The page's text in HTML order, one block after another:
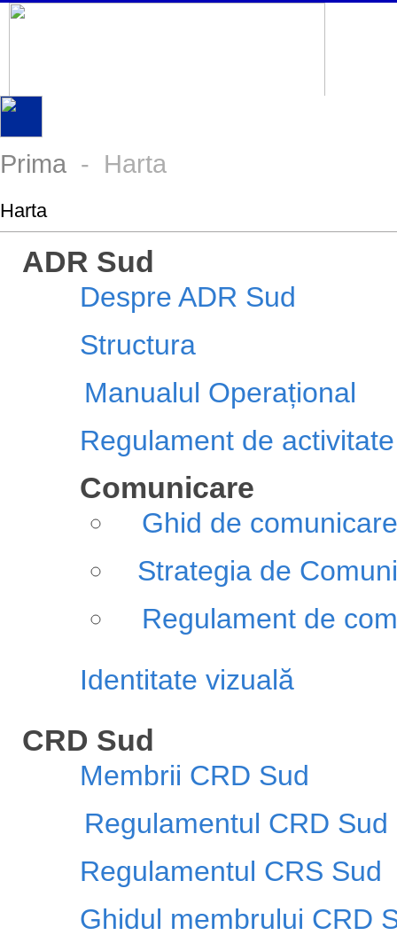
Prima - Harta
Harta
ADR Sud
Despre ADR Sud
Structura
Manualul Operațional
Regulament de activitate
Comunicare
Ghid de comunicare
Strategia de
Regulament de
Identitate vizuală
CRD Sud
Membrii CRD Sud
Regulamentul CRD Sud
Regulamentul CRS Sud
Ghidul membrului CRD